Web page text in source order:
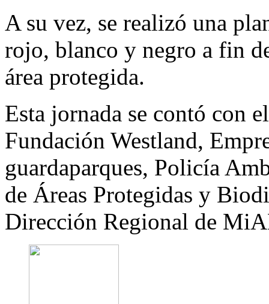
A su vez, se realizó una
rojo, blanco y negro a fin
área protegida.
Esta jornada se contó con
Fundación Westland,
guardaparques, Policía
de Áreas Protegidas y
Dirección Regional de